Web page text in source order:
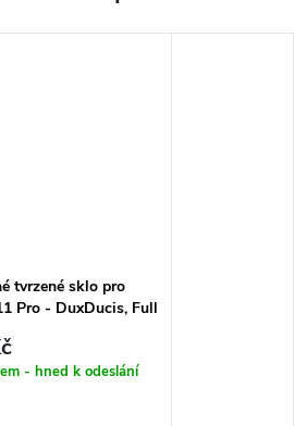
tvrzené sklo pro
Pro - DuxDucis, Full
- hned k odeslání